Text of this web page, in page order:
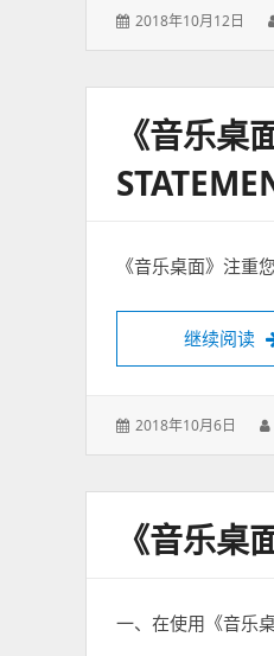
发
2018年10月12日
《音乐桌
《音乐桌面》注
继续阅读
发
2018年10月6日
《音乐桌
一、在使用《音乐